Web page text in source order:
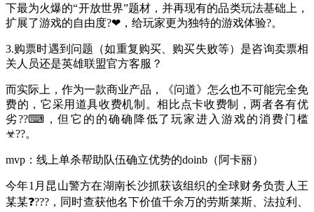
下最为火爆的“开放世界”题材，并再现有的品类玩法基础上，
扩展了游戏的自由度?❤，给玩家更为独特的游戏体验?。
3.购票时遇到问题（如重复购买、购买失败等）是咨询卖票相
关人员还是英雄联盟官方客服？
而实际上，作为一款商业产品，《问道》怎么也不可能完全免
费的，它采用道具收费机制。相比点卡收费制，两者各有优
劣??⌨，但它的的确确降低了玩家进入游戏的消费门槛
☣??。
mvp：线上单杀帮助队伍确立优势的doinb（阿卡丽）
今年1月昆山警方在湖南长沙抓获该组织的全球财务负责人王
某某❓???，同时查获他名下价值千余万的劳斯莱斯、法拉利、